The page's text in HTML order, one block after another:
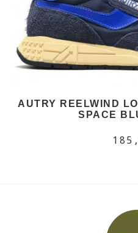
AUTRY REELWIND
SPACE